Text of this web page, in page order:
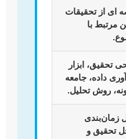
ای از تحقیقات
مرتبط با
تحقیق، ابزار
داده، جامعه
روش تحلیل.
زمان‌بندی
تحقیق و